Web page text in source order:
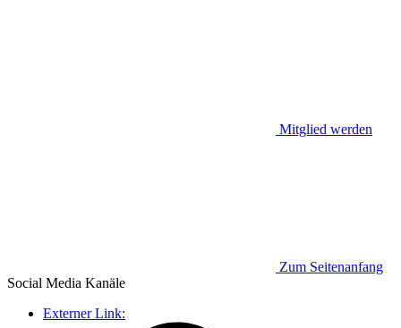
Mitglied werden
Zum Seitenanfang
Social Media Kanäle
Externer Link: